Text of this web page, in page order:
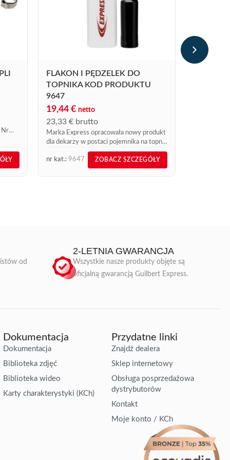
Nr
FLAKON I PĘDZELEK DO
TOPNIKA KOD PRODUKTU
9647
19,44 € netto
23,33 € brutto
Marka Express opracowała nowy produkt
dla dekarzy w postaci pojemnika na topnik
z dokręcanym pędzelkiem. Dzięki
flakonowi z dokręcanym pędzelkiem nie
musisz już martwić się,...
nr kat.: 9647 ZOBACZ SZCZEGÓŁY
238,04
285,65
od
2-LETNIA GWARANCJA
Wszystkie nasze produkty objęte są
oficjalną gwarancją Guilbert Express.
Dokumentacja
Dokumentacja
Biblioteka zdjęć
Biblioteka wideo
Karty charakterystyki (KCh)
Przydatne linki
Znajdź dealera
Sklep internetowy
Obsługa posprzedażowa
dystrybutorów
Kontakt
Moje konto / KCh